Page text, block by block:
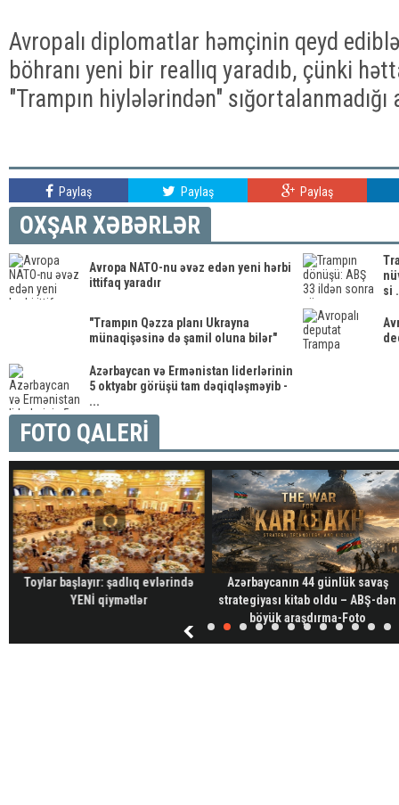
Avropalı diplomatlar həmçinin qeyd
böhranı yeni bir reallıq yaradıb, çünki
"Trampın hiylələrindən" sığortalanmadığı
Paylaş Paylaş Paylaş
OXŞAR XƏBƏRLƏR
Avropa NATO-nu əvəz edən yeni hərbi
ittifaq yaradır
si
"Trampın Qəzza planı Ukrayna
münaqişəsinə də şamil oluna bilər"
Azərbaycan və Ermənistan liderlərinin
5 oktyabr görüşü tam dəqiqləşməyib -
...
FOTO QALERİ
Toylar başlayır: şadlıq evlərində
YENİ qiymətlər
Azərbaycanın 44 günlük savaş
strategiyası kitab oldu – ABŞ-dən
böyük araşdırma-Foto